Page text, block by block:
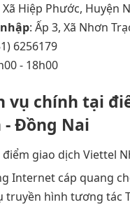
Xã Hiệp Phước, Huyện
: Ấp 3, Xã Nhơn
6256179
- 18h00
vụ chính tại
- Đồng Nai
giao dịch Viettel
Internet cáp quang
truyền hình tương tác